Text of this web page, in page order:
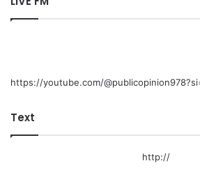
https://youtube.com/
Text
http://